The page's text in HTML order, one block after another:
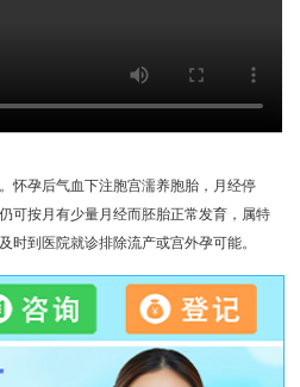
怀孕后气血下注胞宫濡养胞胎，月经停
可按月有少量月经而胚胎正常发育，属特
时到医院就诊排除流产或宫外孕可能。